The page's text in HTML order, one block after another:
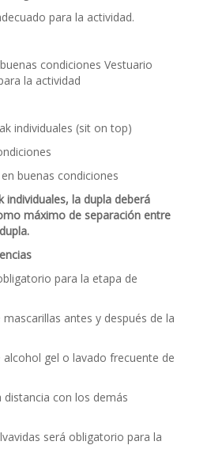
para la actividad.
condiciones Vestuario
la actividad
individuales (sit on top)
buenas condiciones
individuales, la dupla deberá
máximo de separación entre
para la etapa de
antes y después de la
alcohol gel o lavado frecuente de
distancia con los demás
será obligatorio para la